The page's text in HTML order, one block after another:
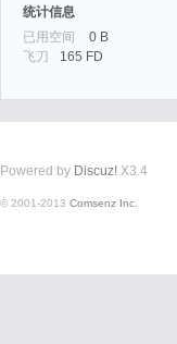
爱
统计信息
已用空间
0 B
飞刀
165 FD
Powered by Discuz! X3.4
© 2001-2013 Comsenz Inc.